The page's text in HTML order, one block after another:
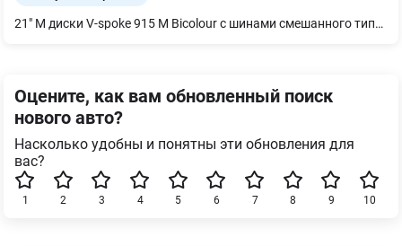
21" M диски V-spoke 915 M Bicolour с шинами смешанного типа и runflat Шины `Runflat` M спортивные тормоза Панели салона из дерева липы `Fineline` коричневые с открытыми порами Driving Assistant Professional Юридический экстренный вызов Пакет "M Sport Pro" Дизайн фар BMW Individual Shadow Line М паски безпеки M Sport тормоза с красными суппортами BMW Individual обработка кузова `High - gloss Shadow Line` с расширенным содержанием M спортивный звук выхлопной системы Пакет `Comfort` Подогрев передних и задних сидений Передний пакет подогрева Термостакан Украинский пакет (Ukrainian package) Протиугонная система со сканером салона Автоматические доводчики дверей Солнцезащитное остекление Велюровые коврики Активная вентиляция передних сидений Комфортные передние сиденья Адаптивные светодиодные фары Акустическая система `Harman Kardon` Болты-секретки для колес Индикатор давления в шинах Адаптивная пневматическая подвеска Решетка радиатора BMW `Iconig Glow` Акустическое скление Отделка `CraftedClarity` Driving Assistant Помощь при парковке Professional Интеллектуальный экстренный вызов Teleservices ConnectedDrive Services Пакет Connected неограниченный Беспроводная зарядка с охлаждением устройства
Оцените, как вам обновленный поиск
нового авто?
Насколько удобны и понятны эти обновления для
вас?
10
9
8
7
6
5
4
3
2
1